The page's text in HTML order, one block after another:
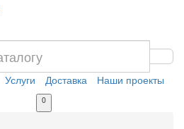
Услуги Доставка
Наши проекты
0